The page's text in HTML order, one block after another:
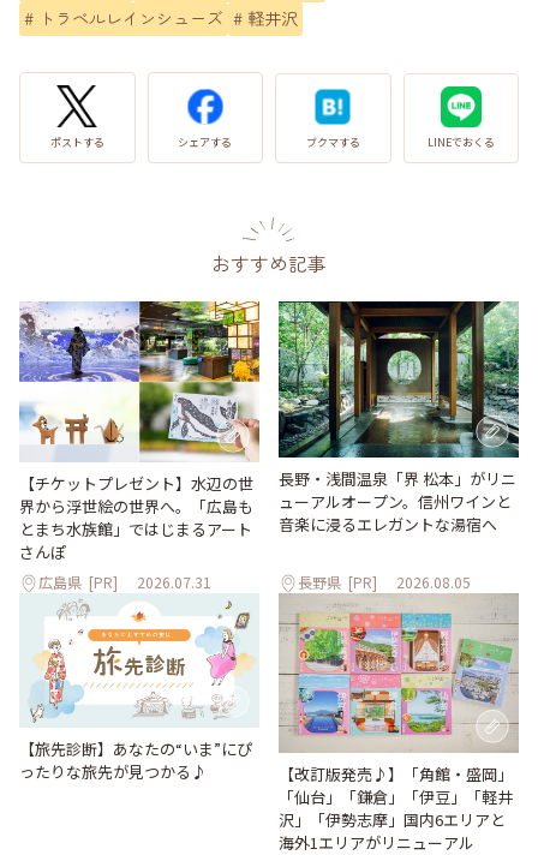
# トラベルレインシューズ # 軽井沢
ポストする シェアする ブクマする LINEでおくる
おすすめ記事
【チケットプレゼント】水辺の世
界から浮世絵の世界へ。「広島も
とまち水族館」ではじまるアート
さんぽ
広島県 [PR] 2026.07.31
長野・浅間温泉「界 松本」がリニ
ューアルオープン。信州ワインと
音楽に浸るエレガントな湯宿へ
長野県 [PR] 2026.08.05
【旅先診断】あなたの“いま”にぴ
ったりな旅先が見つかる♪
【改訂版発売♪】「角館・盛岡」
「仙台」「鎌倉」「伊豆」「軽井
沢」「伊勢志摩」国内6エリアと
海外1エリアがリニューアル